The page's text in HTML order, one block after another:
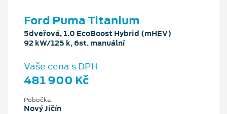
Ford Puma Titanium
5dveřová, 1.0 EcoBoost Hybrid (mHEV)
92 kW/125 k, 6st. manuální
Vaše cena s DPH
481 900 Kč
Pobočka
Nový Jičín